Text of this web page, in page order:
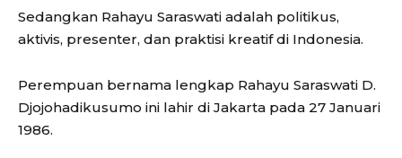
Sedangkan Rahayu Saraswati adalah politikus,
aktivis, presenter, dan praktisi kreatif di Indonesia.
Perempuan bernama lengkap Rahayu Saraswati D.
Djojohadikusumo ini lahir di Jakarta pada 27 Januari
1986.